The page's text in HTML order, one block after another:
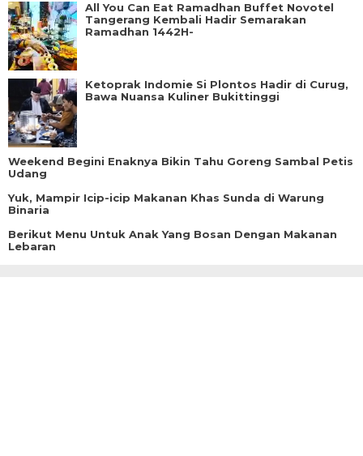
All You Can Eat Ramadhan Buffet Novotel
Tangerang Kembali Hadir Semarakan
Ramadhan 1442H-
Ketoprak Indomie Si Plontos Hadir di Curug,
Bawa Nuansa Kuliner Bukittinggi
Weekend Begini Enaknya Bikin Tahu Goreng Sambal Petis
Udang
Yuk, Mampir Icip-icip Makanan Khas Sunda di Warung
Binaria
Berikut Menu Untuk Anak Yang Bosan Dengan Makanan
Lebaran